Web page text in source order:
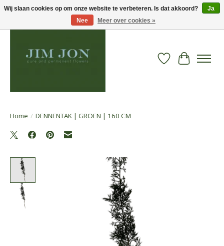
Verlanglijst
Home / DENNENTAK | GROEN | 160 CM
Product image slideshow Items
Wij slaan cookies op om onze website te verbeteren. Is dat akkoord?
Ja
Nee
Meer over cookies »